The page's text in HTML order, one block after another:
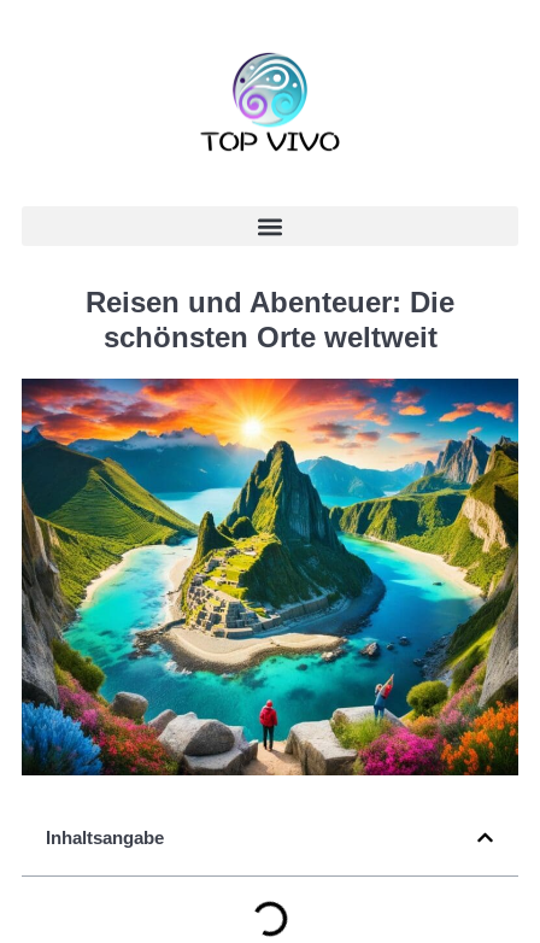
Reisen und Abenteuer: Die
schönsten Orte weltweit
Inhaltsangabe